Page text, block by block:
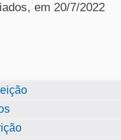
em 20/7/2022